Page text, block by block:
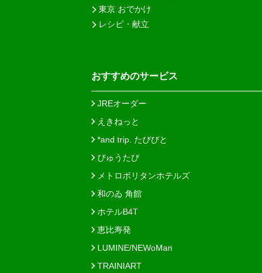
東京 おでかけ
レシピ・献立
おすすめのサービス
JREオーダー
えきねっと
*and trip. たびびと
びゅうたび
メトロポリタンホテルズ
和のゐ 角館
ホテルB4T
恵比寿発
LUMINE/NEWoMan
TRAINIART